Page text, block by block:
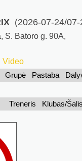
(2026-07-24/07-
S. Batoro g. 90A,
Video
Grupė Pastaba
Treneris Klubas/